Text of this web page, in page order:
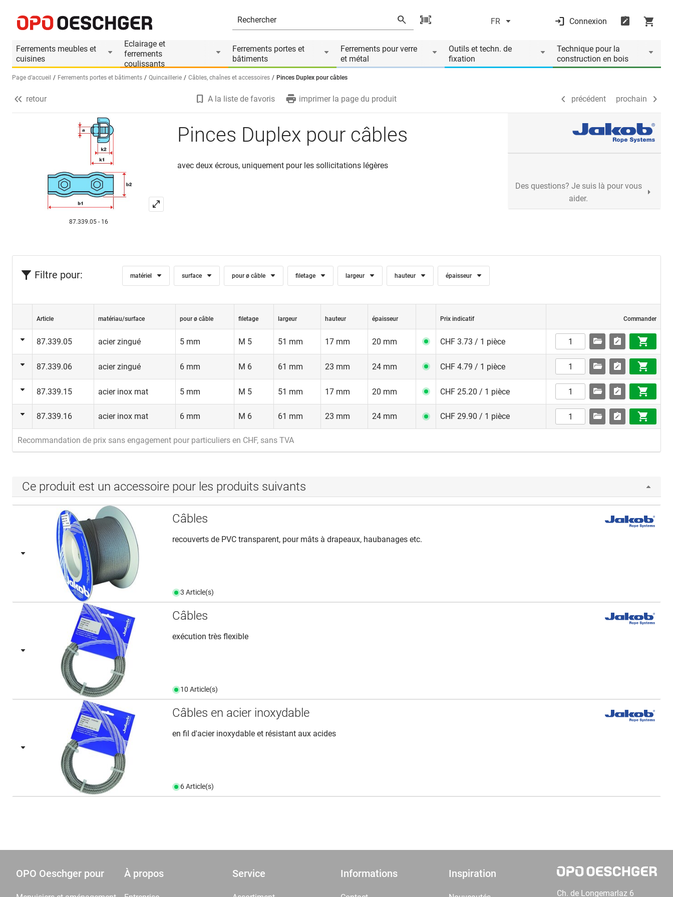
FR Connexion
Ferrements meubles et
cuisines
Eclairage et
ferrements
coulissants
Ferrements portes et
bâtiments
Ferrements pour verre
et métal
Outils et techn. de
fixation
Technique pour la
construction en bois
Sélectionnez une langue (FR)
Page d’accueil Ferrements portes et bâtiments Quincaillerie Câbles, chaînes et accessoires Pinces Duplex pour câbles
Informations produit
Le produit est accessoire de précédent prochain
retour A la liste de favoris imprimer la page du produit précédent prochain
87.339.05 - 16
Pinces Duplex pour câbles
avec deux écrous, uniquement pour les sollicitations légères
Des questions? Je suis là pour vous
aider.
Filtre pour: matériel surface pour ø câble filetage largeur hauteur épaisseur
Article matériau/surface pour ø câble filetage largeur hauteur épaisseur Prix indicatif Commander
87.339.05 acier zingué 5 mm M 5 51 mm 17 mm 20 mm CHF 3.73 / 1 pièce
87.339.06 acier zingué 6 mm M 6 61 mm 23 mm 24 mm CHF 4.79 / 1 pièce
87.339.15 acier inox mat 5 mm M 5 51 mm 17 mm 20 mm CHF 25.20 / 1 pièce
87.339.16 acier inox mat 6 mm M 6 61 mm 23 mm 24 mm CHF 29.90 / 1 pièce
Recommandation de prix sans engagement pour particuliers en CHF, sans TVA
Ce produit est un accessoire pour les produits suivants
Câbles
recouverts de PVC transparent, pour mâts à drapeaux, haubanages etc.
3 Article(s)
Câbles
exécution très flexible
10 Article(s)
Câbles en acier inoxydable
en fil d'acier inoxydable et résistant aux acides
6 Article(s)
OPO Oeschger pour À propos Service Informations Inspiration
Ch. de Longemarlaz 6